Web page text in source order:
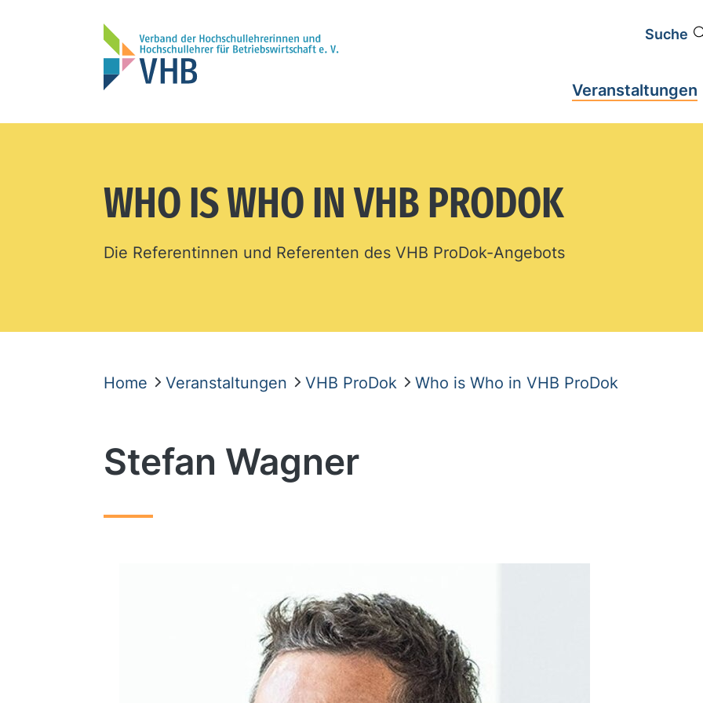
Suche
Veranstaltungen
WHO IS WHO IN VHB PRODOK
Die Referentinnen und Referenten des VHB ProDok-Angebots
Home Veranstaltungen VHB ProDok Who is Who in VHB ProDok
Stefan Wagner